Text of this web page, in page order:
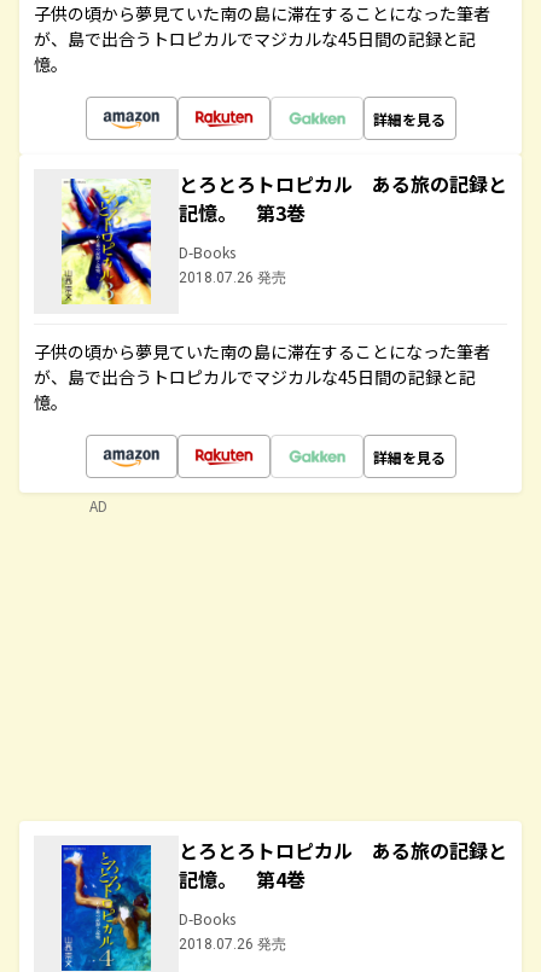
子供の頃から夢見ていた南の島に滞在することになった筆者
が、島で出合うトロピカルでマジカルな45日間の記録と記
憶。
詳細を見る
とろとろトロピカル ある旅の記録と
記憶。 第3巻
D-Books
2018.07.26 発売
子供の頃から夢見ていた南の島に滞在することになった筆者
が、島で出合うトロピカルでマジカルな45日間の記録と記
憶。
詳細を見る
とろとろトロピカル ある旅の記録と
記憶。 第4巻
D-Books
2018.07.26 発売
AD